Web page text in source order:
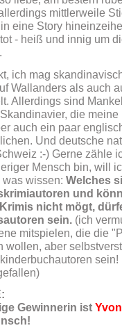
mittlerweile
eine Story
- heiß und innig um
ich mag
Wallanders als auch
Allerdings sind
die
auch ein paar
Und deutsche
:-) Gerne zähle
Mensch bin, will
wissen: Welches
und
nicht mögt,
sein. (ich
mitspielen, die die
wollen, aber
Gewinnerin ist